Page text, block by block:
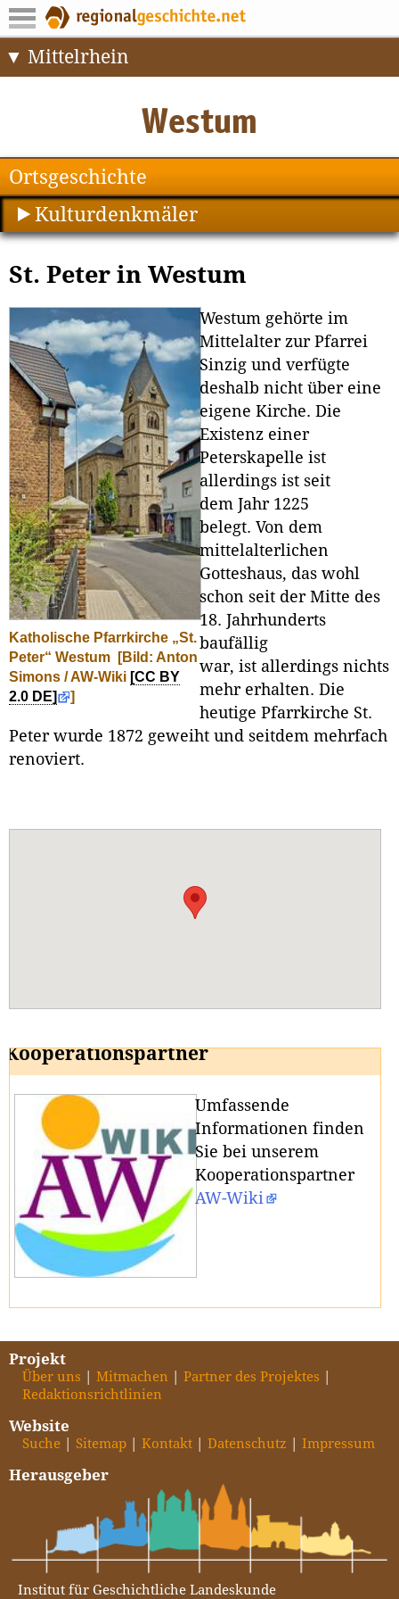
Mittelrhein
Ortsgeschichte
Kulturdenkmäler
St. Peter in Westum
Katholische Pfarrkirche „St.
Peter“ Westum
[Bild: Anton
Simons / AW-Wiki [CC BY
2.0 DE]
]
Westum gehörte im
Mittelalter zur Pfarrei
Sinzig und verfügte
deshalb nicht über eine
eigene Kirche. Die
Existenz einer
Peterskapelle ist
allerdings ist seit
dem Jahr 1225
belegt. Von dem
mittelalterlichen
Gotteshaus, das wohl
schon seit der Mitte des
18. Jahrhunderts
baufällig
war, ist allerdings nichts
mehr erhalten. Die
heutige Pfarrkirche St.
Peter wurde 1872 geweiht und seitdem mehrfach
renoviert.
Kooperationspartner
Umfassende
Informationen finden
Sie bei unserem
Kooperationspartner
AW-Wiki
Projekt
Über uns Mitmachen
Partner des Projektes
Redaktionsrichtlinien
Website
Suche Sitemap Kontakt Datenschutz Impressum
Herausgeber
Institut für Geschichtliche Landeskunde